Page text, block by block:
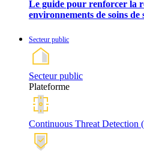
Le guide pour renforcer la
environnements de soins de
Secteur public
Secteur public
Plateforme
Continuous Threat Detection